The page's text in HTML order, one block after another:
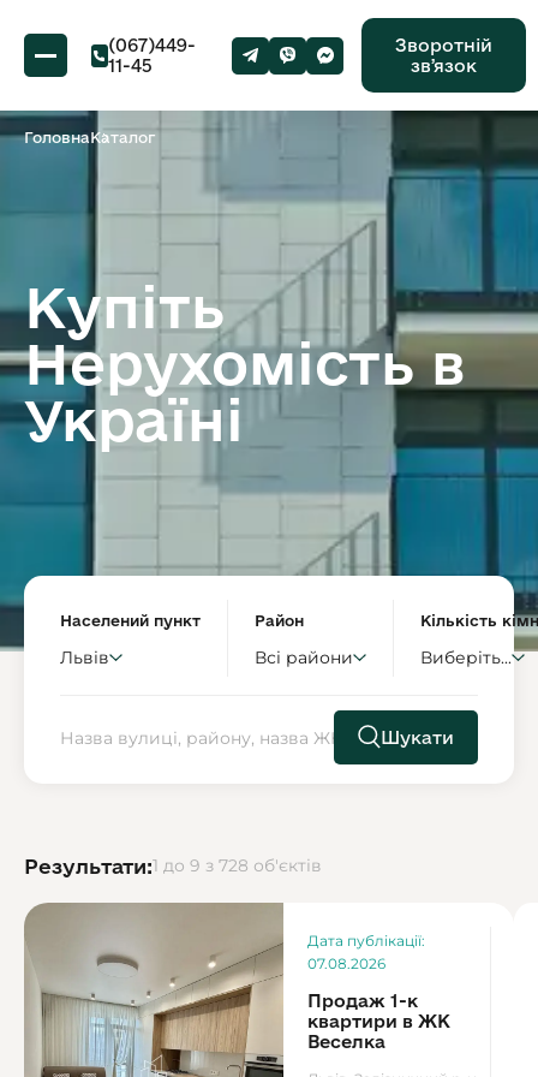
(067)449-
11-45
Зворотній
звʼязок
ГоловнаКаталог
Купіть
Нерухомість в
Україні
Населений пункт
Львів
Район
Всі райони
Кількість
Виберіть...
Шукати
Результати:1 до 9 з 728 об'єктів
Дата публікації:
07.08.2026
Продаж 1-к
квартири в ЖК
Веселка